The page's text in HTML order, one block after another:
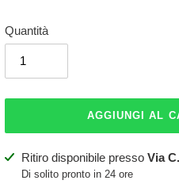
Quantità
AGGIUNGI AL
Inserimento
Ritiro disponibile presso Via
Di solito pronto in 24 ore